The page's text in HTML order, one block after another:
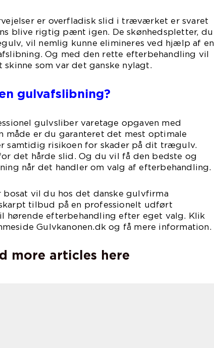
er overfladisk slid i træværket er svaret
blive rigtig pænt igen. De skønhedspletter, du
vil nemlig kunne elimineres ved hjælp af en
Og med den rette efterbehandling vil
som var det ganske nylagt.
gulvafslibning?
gulvsliber varetage opgaven med
måde er du garanteret det mest optimale
samtidig risikoen for skader på dit trægulv.
det hårde slid. Og du vil få den bedste og
når det handler om valg af efterbehandling.
bosat vil du hos det danske gulvfirma
tilbud på en professionelt udført
hørende efterbehandling efter eget valg. Klik
Gulvkanonen.dk og få mere information.
more articles here